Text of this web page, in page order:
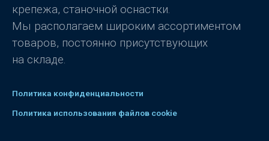
крепежа, станочной оснастки.
Мы располагаем широким ассортиментом
товаров, постоянно присутствующих
на складе.
Политика конфиденциальности
Политика использования файлов cookie